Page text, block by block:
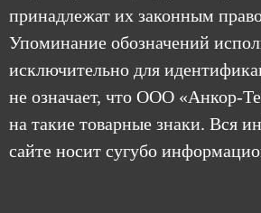
принадлежат их законным
Упоминание обозначений
исключительно для
не означает, что ООО «Анкор-
на такие товарные знаки. Вся
сайте носит сугубо